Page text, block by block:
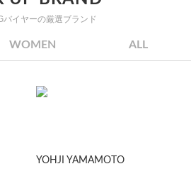
バイヤーの厳選ブランド
WOMEN ALL
YOHJI YAMAMOTO